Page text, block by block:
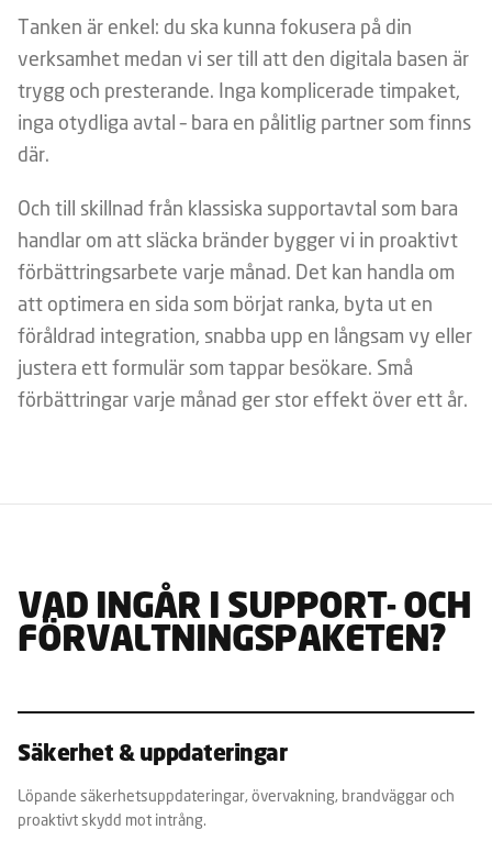
Tanken är enkel: du ska kunna fokusera på din
verksamhet medan vi ser till att den digitala basen är
trygg och presterande. Inga komplicerade timpaket,
inga otydliga avtal – bara en pålitlig partner som finns
där.
Och till skillnad från klassiska supportavtal som bara
handlar om att släcka bränder bygger vi in proaktivt
förbättringsarbete varje månad. Det kan handla om
att optimera en sida som börjat ranka, byta ut en
föråldrad integration, snabba upp en långsam vy eller
justera ett formulär som tappar besökare. Små
förbättringar varje månad ger stor effekt över ett år.
VAD INGÅR I SUPPORT- OCH
FÖRVALTNINGSPAKETEN?
Säkerhet & uppdateringar
Löpande säkerhetsuppdateringar, övervakning, brandväggar och
proaktivt skydd mot intrång.